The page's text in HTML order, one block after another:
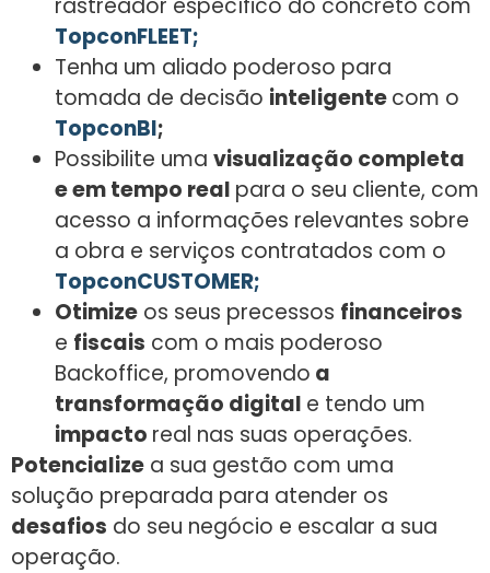
TopconFLEET;
Tenha um aliado poderoso para
tomada de decisão inteligentecom o
TopconBI;
Possibilite uma visualização completa
e em tempo real para o seu cliente, com
acesso a informações relevantes sobre
a obra e serviços contratados com o
TopconCUSTOMER;
Otimize os seus precessos financeiros
e fiscais com o mais poderoso
Backoffice, promovendo a
transformação digital e tendo um
impacto real nas suas operações.
Potencialize a sua gestão com uma
solução preparada para atender os
desafios do seu negócio e escalar a sua
operação.